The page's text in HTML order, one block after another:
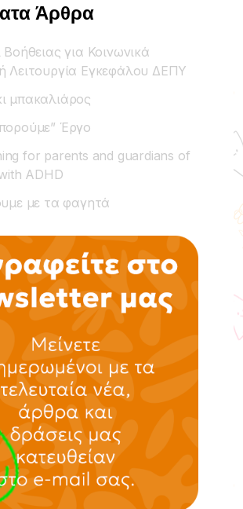
Άρθρα
για Κοινωνικά
Λειτουργία Εγκεφάλου ΔΕΠΥ
μπακαλιάρος
Έργο
for parents and guardians of
ADHD
με τα φαγητά